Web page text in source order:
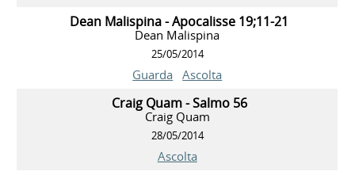
Dean Malispina - Apocalisse 19;11-21
Dean Malispina
25/05/2014
Guarda Ascolta
Craig Quam - Salmo 56
Craig Quam
28/05/2014
Ascolta